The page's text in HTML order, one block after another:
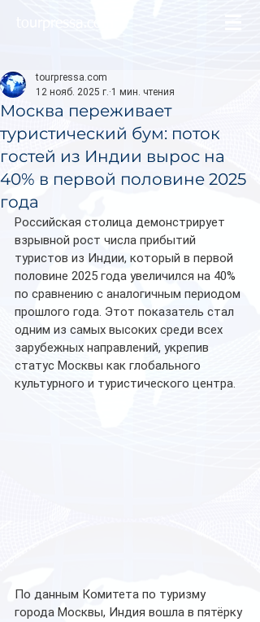
Москва переживает
туристический бум: поток
гостей из Индии вырос на
40% в первой половине 2025
года
tourpressa.com
12 нояб. 2025 г. 1 мин. чтения
Российская столица демонстрирует
взрывной рост числа прибытий
туристов из Индии, который в первой
половине 2025 года увеличился на 40%
по сравнению с аналогичным периодом
прошлого года. Этот показатель стал
одним из самых высоких среди всех
зарубежных направлений, укрепив
статус Москвы как глобального
культурного и туристического центра.
По данным Комитета по туризму
города Москвы, Индия вошла в пятёрку